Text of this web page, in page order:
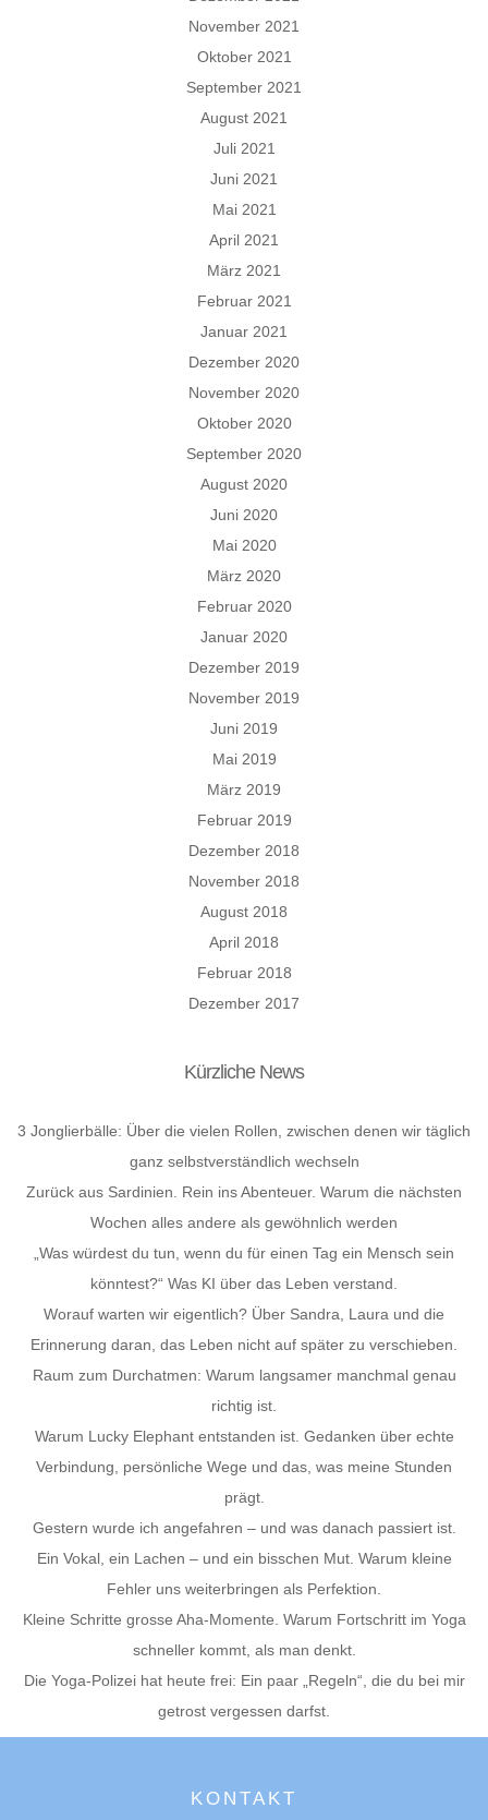
November 2021
Oktober 2021
September 2021
August 2021
Juli 2021
Juni 2021
Mai 2021
April 2021
März 2021
Februar 2021
Januar 2021
Dezember 2020
November 2020
Oktober 2020
September 2020
August 2020
Juni 2020
Mai 2020
März 2020
Februar 2020
Januar 2020
Dezember 2019
November 2019
Juni 2019
Mai 2019
März 2019
Februar 2019
Dezember 2018
November 2018
August 2018
April 2018
Februar 2018
Dezember 2017
Kürzliche News
3 Jonglierbälle: Über die vielen Rollen, zwischen denen wir täglich
ganz selbstverständlich wechseln
Zurück aus Sardinien. Rein ins Abenteuer. Warum die nächsten
Wochen alles andere als gewöhnlich werden
„Was würdest du tun, wenn du für einen Tag ein Mensch sein
könntest?“ Was KI über das Leben verstand.
Worauf warten wir eigentlich? Über Sandra, Laura und die
Erinnerung daran, das Leben nicht auf später zu verschieben.
Raum zum Durchatmen: Warum langsamer manchmal genau
richtig ist.
Warum Lucky Elephant entstanden ist. Gedanken über echte
Verbindung, persönliche Wege und das, was meine Stunden
prägt.
Gestern wurde ich angefahren – und was danach passiert ist.
Ein Vokal, ein Lachen – und ein bisschen Mut. Warum kleine
Fehler uns weiterbringen als Perfektion.
Kleine Schritte grosse Aha-Momente. Warum Fortschritt im Yoga
schneller kommt, als man denkt.
Die Yoga-Polizei hat heute frei: Ein paar „Regeln“, die du bei mir
getrost vergessen darfst.
KONTAKT